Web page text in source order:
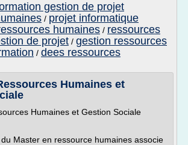
gestion de projet
/ projet informatique
humaines / ressources
de projet / gestion ressources
/ dees ressources
Humaines et
Humaines et Gestion Sociale
Master en ressource humaines associe